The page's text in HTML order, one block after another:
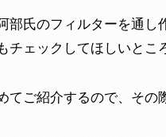
部氏のフィルターを通し
チェックしてほしいとこ
てご紹介するので、その